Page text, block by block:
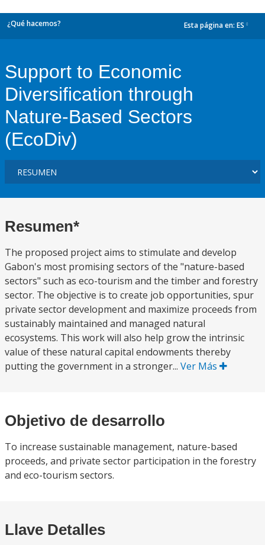
¿Qué hacemos? Esta página en: ES
Support to Economic
Diversification through
Nature-Based Sectors
(EcoDiv)
Resumen*
The proposed project aims to stimulate and develop
Gabon's most promising sectors of the "nature-based
sectors" such as eco-tourism and the timber and forestry
sector. The objective is to create job opportunities, spur
private sector development and maximize proceeds from
sustainably maintained and managed natural
ecosystems. This work will also help grow the intrinsic
value of these natural capital endowments thereby
putting the government in a stronger... Ver Más
Objetivo de desarrollo
To increase sustainable management, nature-based
proceeds, and private sector participation in the forestry
and eco-tourism sectors.
Llave Detalles